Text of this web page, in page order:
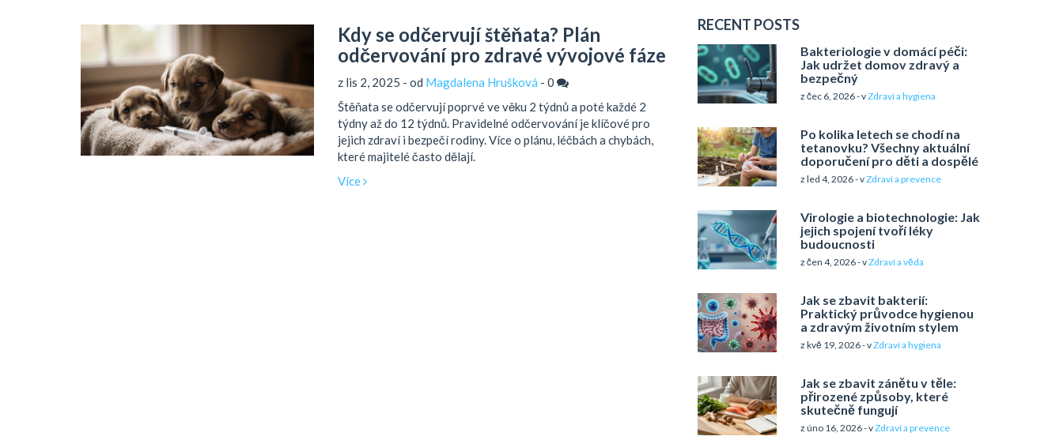
Kdy se odčervují štěňata? Plán
odčervování pro zdravé vývojové fáze
z lis 2, 2025 - od Magdalena Hrušková - 0
Štěňata se odčervují poprvé ve věku 2 týdnů a poté každé 2
týdny až do 12 týdnů. Pravidelné odčervování je klíčové pro
jejich zdraví i bezpečí rodiny. Více o plánu, léčbách a chybách,
které majitelé často dělají.
Více
RECENT POSTS
Bakteriologie v domácí péči:
Jak udržet domov zdravý a
bezpečný
z čec 6, 2026 - vZdraví a hygiena
Po kolika letech se chodí na
tetanovku? Všechny aktuální
doporučení pro děti a dospělé
z led 4, 2026 - vZdraví a prevence
Virologie a biotechnologie: Jak
jejich spojení tvoří léky
budoucnosti
z čen 4, 2026 - vZdraví a věda
Jak se zbavit bakterií:
Praktický průvodce hygienou
a zdravým životním stylem
z kvě 19, 2026 - vZdraví a hygiena
Jak se zbavit zánětu v těle:
přirozené způsoby, které
skutečně fungují
z úno 16, 2026 - vZdraví a prevence